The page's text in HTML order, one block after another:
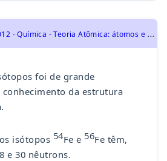
U
ERJ 2012 - Química - Teoria Atômica: átomos e sua estrutura - número atômico, número de massa, isótopos, massa atômica, Transformações Químicas
foi de grande
da estrutura
isótopos 54Fe e 56Fe têm,
e 30 nêutrons.